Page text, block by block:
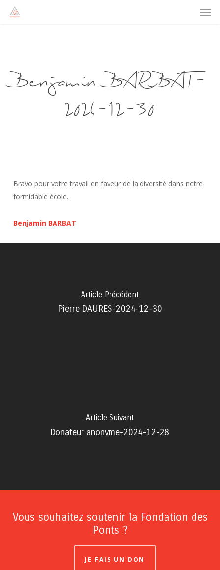
Benjamin BARBAT-
2024-12-30
Bravo pour votre travail en faveur de la diversité dans notre
formidable école.
Benjamin BARBAT
Article Précédent
Pierre DAURES-2024-12-30
Article Suivant
Donateur anonyme-2024-12-28
Vous souhaitez soutenir la Fondation des
Ponts ?
JE FAIS UN DON